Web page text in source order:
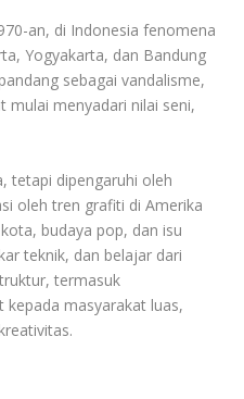
an, di Indonesia fenomena
Yogyakarta, dan Bandung
sebagai vandalisme,
mulai menyadari nilai seni,
tetapi dipengaruhi oleh
oleh tren grafiti di Amerika
budaya pop, dan isu
teknik, dan belajar dari
termasuk
masyarakat luas,